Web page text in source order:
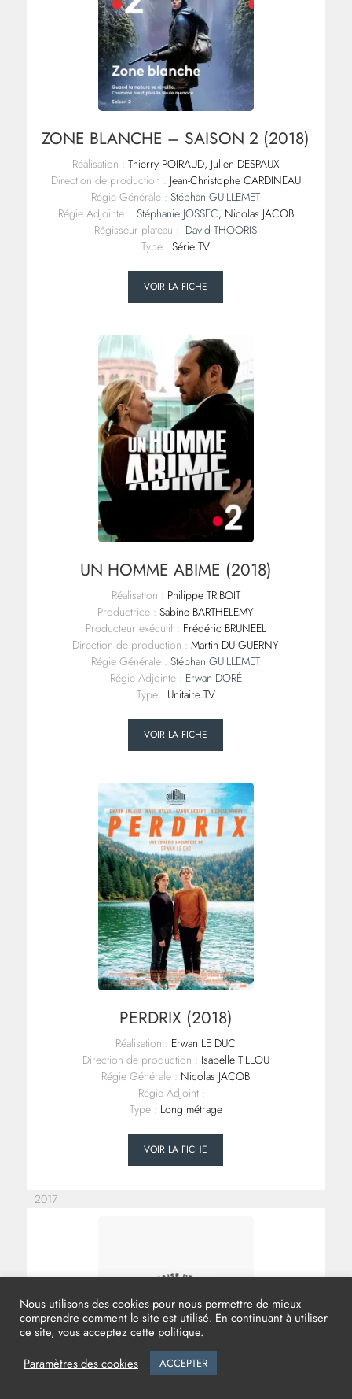
ZONE BLANCHE – SAISON 2 (2018)
Réalisation : Thierry POIRAUD, Julien DESPAUX
Direction de production : Jean-Christophe CARDINEAU
Régie Générale : Stéphan GUILLEMET
Régie Adjointe : Stéphanie JOSSEC, Nicolas JACOB
Régisseur plateau : David THOORIS
Type : Série TV
VOIR LA FICHE
UN HOMME ABIME (2018)
Réalisation : Philippe TRIBOIT
Productrice : Sabine BARTHELEMY
Producteur exécutif : Frédéric BRUNEEL
Direction de production : Martin DU GUERNY
Régie Générale : Stéphan GUILLEMET
Régie Adjointe : Erwan DORÉ
Type : Unitaire TV
VOIR LA FICHE
PERDRIX (2018)
Réalisation : Erwan LE DUC
Direction de production : Isabelle TILLOU
Régie Générale : Nicolas JACOB
Régie Adjoint : -
Type : Long métrage
VOIR LA FICHE
2017
Nous utilisons des cookies pour nous permettre de mieux
comprendre comment le site est utilisé. En continuant à utiliser
ce site, vous acceptez cette politique.
Paramètres des cookies
ACCEPTER